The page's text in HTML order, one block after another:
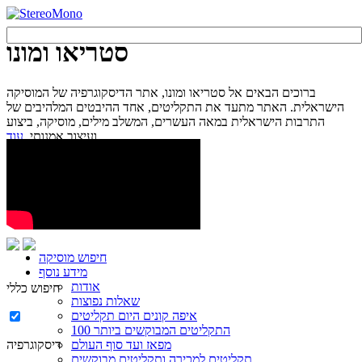
סטריאו ומונו
ברוכים הבאים אל סטריאו ומונו, אתר הדיסקוגרפיה של המוסיקה
הישראלית. האתר מתעד את התקליטים, אחד ההיבטים המלהיבים של
התרבות הישראלית במאה העשרים, המשלב מילים, מוסיקה, ביצוע
ועיצוב אמנותי.עוד...
חיפוש מוסיקה
מידע נוסף
אודות
שאלות נפוצות
איפה קונים היום תקליטים
100 התקליטים המבוקשים ביותר
מפאז ועד סוף העולם
תקליטים למכירה ותקליטים מבוקשים
חיפוש כללי
דיסקוגרפיה